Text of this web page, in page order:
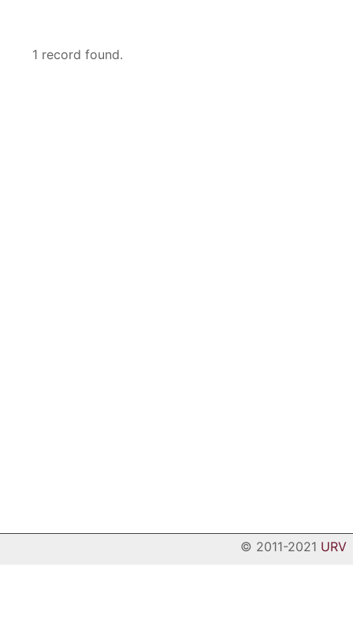
1 record found.
© 2011-2021 URV